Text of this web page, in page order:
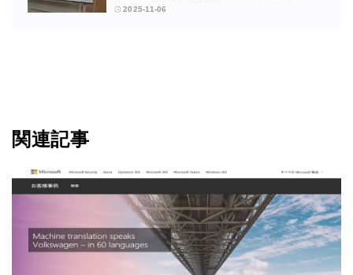
未来：筑波大学サイバニクス研究セ
2025-11-06
関連記事